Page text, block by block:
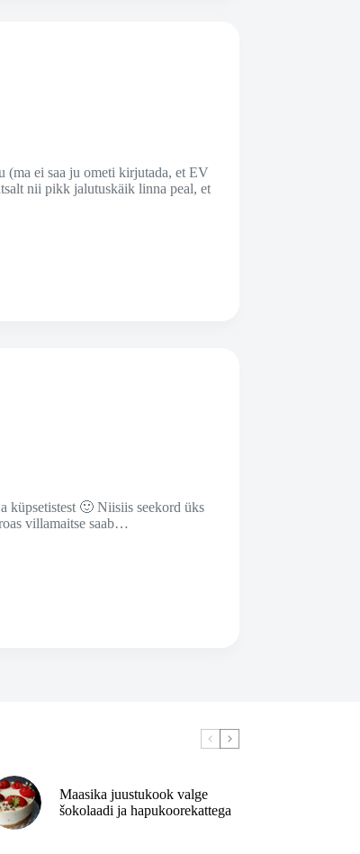
(ma ei saa ju ometi kirjutada, et EV
nii pikk jalutuskäik linna peal, et
küpsetistest 🙂 Niisiis seekord üks
villamaitse saab…
Maasika juustukook valge
šokolaadi ja hapukoorekattega